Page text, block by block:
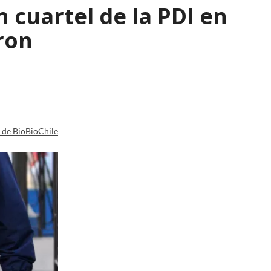
de la PDI en
BioBioChile